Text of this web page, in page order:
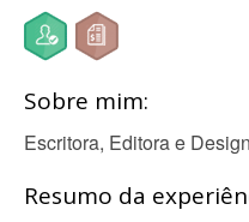
Sobre mim:
Escritora, Editora e
Resumo da